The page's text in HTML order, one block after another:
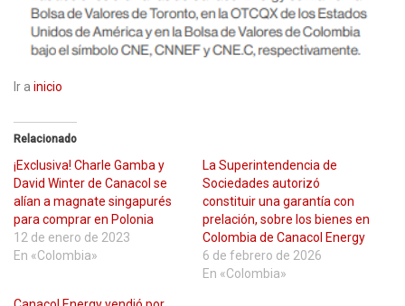
Ir a inicio
Relacionado
¡Exclusiva! Charle Gamba y
David Winter de Canacol se
alían a magnate singapurés
para comprar en Polonia
12 de enero de 2023
En «Colombia»
La Superintendencia de
Sociedades autorizó
constituir una garantía con
prelación, sobre los bienes en
Colombia de Canacol Energy
6 de febrero de 2026
En «Colombia»